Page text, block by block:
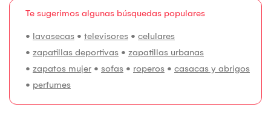
Te sugerimos algunas búsquedas populares
• lavasecas • televisores • celulares
• zapatillas deportivas • zapatillas urbanas
• zapatos mujer • sofas • roperos • casacas y abrigos
• perfumes